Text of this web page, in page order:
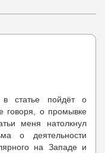
статье пойдёт о
говоря, о промывке
меня натолкнул
о деятельности
на Западе и